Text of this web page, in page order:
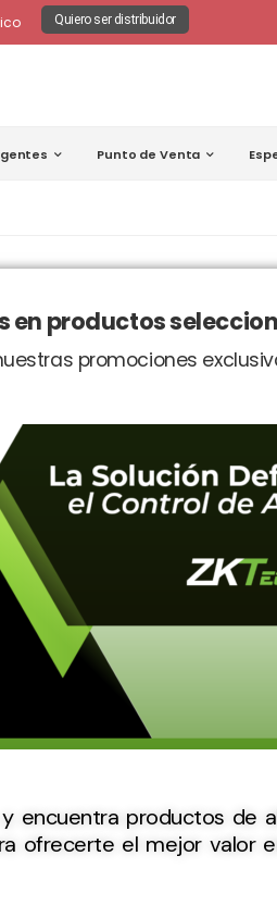
Quiero ser distribuidor
Punto de Venta
en productos
promociones
encuentra productos de
ofrecerte el mejor valor